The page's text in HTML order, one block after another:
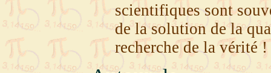
scientifiques sont
de la solution de la
recherche de la vérité !